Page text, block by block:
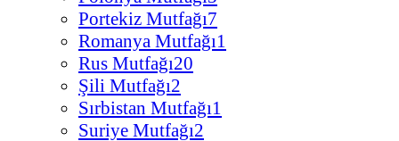
Portekiz Mutfağı7
Romanya Mutfağı1
Rus Mutfağı20
Şili Mutfağı2
Sırbistan Mutfağı1
Suriye Mutfağı2